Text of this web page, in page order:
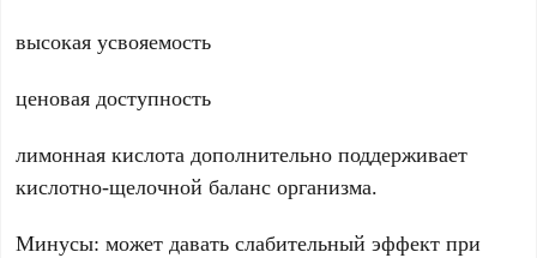
высокая усвояемость
ценовая доступность
лимонная кислота дополнительно поддерживает
кислотно-щелочной баланс организма.
Минусы: может давать слабительный эффект при